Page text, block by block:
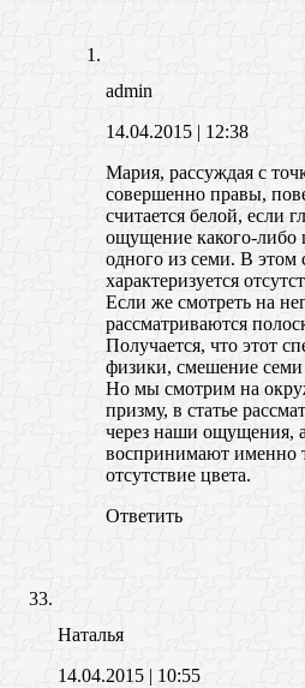
admin
14.04.2015 | 12:38
Мария, рассуждая с
совершенно правы,
считается белой, если
ощущение какого-либо
одного из семи. В этом
характеризуется
Если же смотреть на
рассматриваются
Получается, что этот
физики, смешение семи
Но мы смотрим на
призму, в статье
через наши ощущения,
воспринимают именно
отсутствие цвета.
Ответить
Наталья
14.04.2015 | 10:55